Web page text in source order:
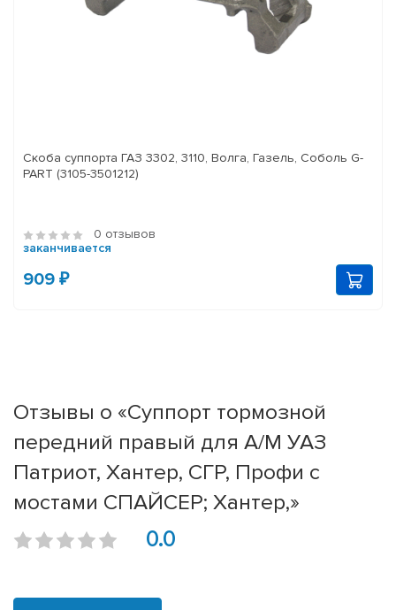
Скоба суппорта ГАЗ 3302, 3110, Волга, Газель, Соболь G-
PART (3105-3501212)
0 отзывов
заканчивается
909 ₽
Отзывы о «Суппорт тормозной
передний правый для А/М УАЗ
Патриот, Хантер, СГР, Профи с
мостами СПАЙСЕР; Хантер,»
0.0